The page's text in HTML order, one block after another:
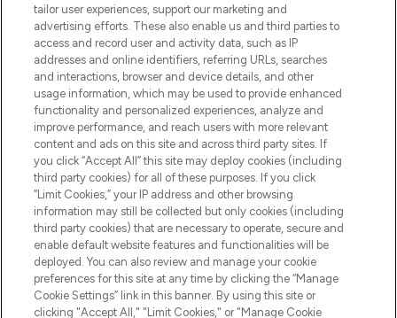
Faites vos achats en ligne ou via
l’application, avec la livraison offerte dès
55€ d'achat.
Consentement aux cookies
Do Not Sell or Share My Personal
Information
AIDE ET INFORMATIONS
INFORMATIONS GÉNÉRALES
À PROPOS DE LOOKFANTASTIC
tailor user experiences, support our marketing and
advertising efforts. These also enable us and third parties to
access and record user and activity data, such as IP
addresses and online identifiers, referring URLs, searches
and interactions, browser and device details, and other
usage information, which may be used to provide enhanced
functionality and personalized experiences, analyze and
improve performance, and reach users with more relevant
content and ads on this site and across third party sites. If
you click “Accept All” this site may deploy cookies (including
third party cookies) for all of these purposes. If you click
“Limit Cookies,” your IP address and other browsing
information may still be collected but only cookies (including
third party cookies) that are necessary to operate, secure and
enable default website features and functionalities will be
deployed. You can also review and manage your cookie
preferences for this site at any time by clicking the “Manage
Cookie Settings” link in this banner. By using this site or
clicking "Accept All," "Limit Cookies," or "Manage Cookie